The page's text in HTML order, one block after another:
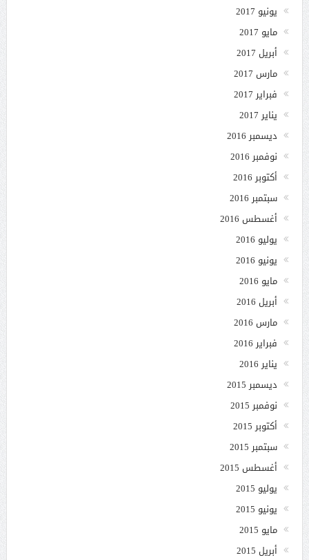
يونيو 2017
مايو 2017
أبريل 2017
مارس 2017
فبراير 2017
يناير 2017
ديسمبر 2016
نوفمبر 2016
أكتوبر 2016
سبتمبر 2016
أغسطس 2016
يوليو 2016
يونيو 2016
مايو 2016
أبريل 2016
مارس 2016
فبراير 2016
يناير 2016
ديسمبر 2015
نوفمبر 2015
أكتوبر 2015
سبتمبر 2015
أغسطس 2015
يوليو 2015
يونيو 2015
مايو 2015
أبريل 2015